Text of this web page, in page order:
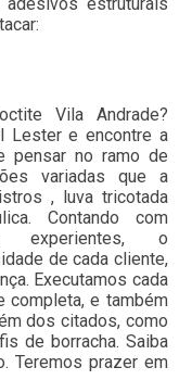
Vila Andrade?
Lester e encontre a
pensar no ramo de
variadas que a
, luva tricotada
Contando com
experientes, o
de cada cliente,
Executamos cada
completa, e também
dos citados, como
de borracha. Saiba
Teremos prazer em